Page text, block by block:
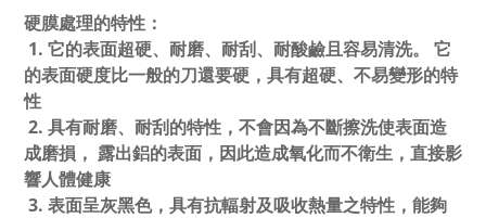
硬膜處理的特性：
1. 它的表面超硬、耐磨、耐刮、耐酸鹼且容易清洗。 它
的表面硬度比一般的刀還要硬，具有超硬、不易變形的特
性
2. 具有耐磨、耐刮的特性，不會因為不斷擦洗使表面造
成磨損， 露出鋁的表面，因此造成氧化而不衛生，直接影
響人體健康
3. 表面呈灰黑色，具有抗輻射及吸收熱量之特性，能夠